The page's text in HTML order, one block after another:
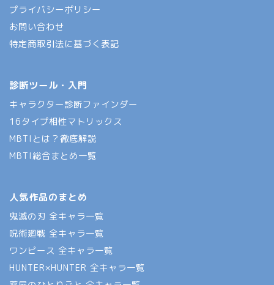
プライバシーポリシー
お問い合わせ
特定商取引法に基づく表記
診断ツール・入門
キャラクター診断ファインダー
16タイプ相性マトリックス
MBTIとは？徹底解説
MBTI総合まとめ一覧
人気作品のまとめ
鬼滅の刃 全キャラ一覧
呪術廻戦 全キャラ一覧
ワンピース 全キャラ一覧
HUNTER×HUNTER 全キャラ一覧